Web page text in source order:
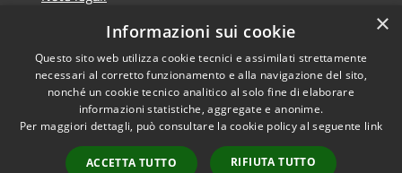
Dichiarazione di accessibilità
Accessibilità
Copyright © 2026 • Comune di
Carrara • Powered by
Municipium•
Accesso
×
Informazioni sui cookie
Questo sito web utilizza cookie tecnici e assimilati strettamente
necessari al corretto funzionamento e alla navigazione del sito,
nonché un cookie tecnico analitico al solo fine di elaborare
informazioni statistiche, aggregate e anonime.
Per maggiori dettagli, può consultare la cookie policy al seguente link
ACCETTA TUTTO RIFIUTA TUTTO